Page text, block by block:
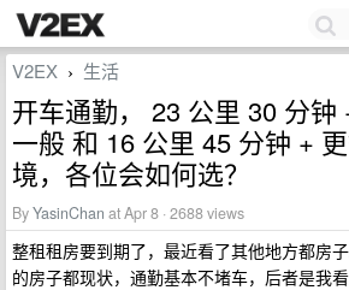
V2EX › 生活
开车通勤， 23 公里 30 分钟
一般 和 16 公里 45 分钟 +
境，各位会如何选？
ByYasinChan at Apr 8 · 2688 views
整租租房要到期了，最近看了其他地方都房
的房子都现状，通勤基本不堵车，后者是我